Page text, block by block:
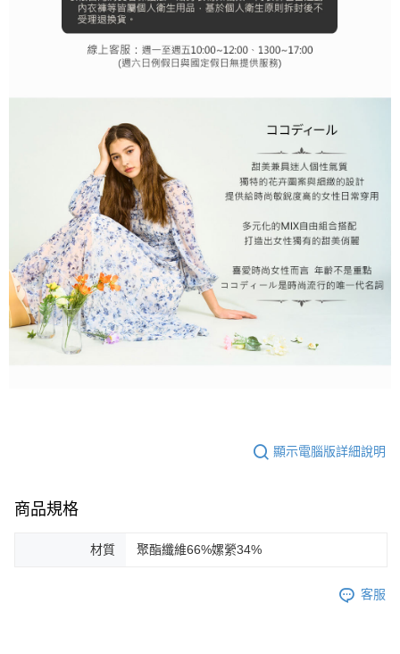
顯示電腦版詳細說明
商品規格
材質 聚酯纖維66%嫘縈34%
客服